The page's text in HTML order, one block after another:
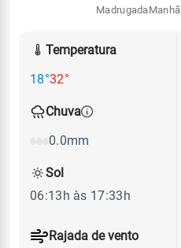
Madrugada Manhã
Temperatura
18°32°
Chuva
0.0mm
Rajada de vento
Sol
06:13h às 17:33h